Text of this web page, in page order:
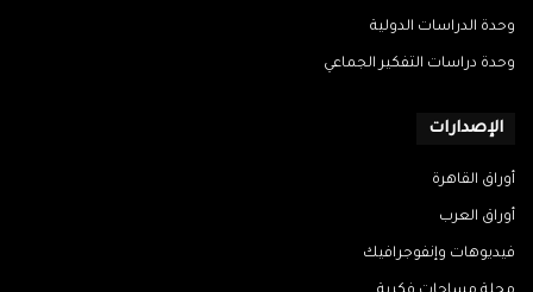
وحدة الدراسات الدولية
وحدة دراسات التفكير الجماعي
الإصدارات
أوراق القاهرة
أوراق العرب
فيديوهات وإنفوجرافيك